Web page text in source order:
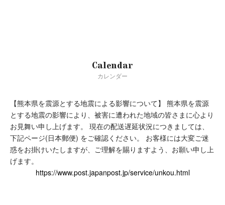
Calendar
カレンダー
true
【熊本県を震源とする地震による影響について】 熊本県を震源
とする地震の影響により、被害に遭われた地域の皆さまに心より
お見舞い申し上げます。
現在の配送遅延状況につきましては、
下記ページ(日本郵便) をご確認ください。
お客様には大変ご迷
惑をお掛けいたしますが、ご理解を賜りますよう、お願い申し上
げます。
https://www.post.japanpost.jp/service/unkou.html